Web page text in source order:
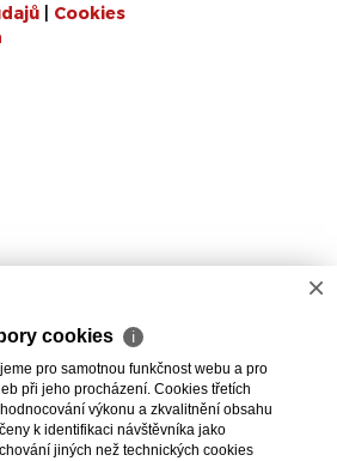
Cookies
×
cookies ℹ
pro samotnou funkčnost webu a pro
při jeho procházení. Cookies třetích
výkonu a zkvalitnění obsahu
k identifikaci návštěvníka jako
jiných než technických cookies